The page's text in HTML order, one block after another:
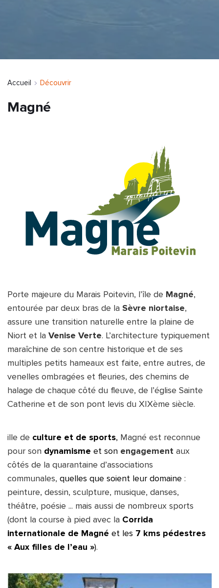
Accueil Découvrir
Magné
Porte majeure du Marais Poitevin, l’île de Magné,
entourée par deux bras de la Sèvre niortaise,
assure une transition naturelle entre la plaine de
Niort et la Venise Verte. L’architecture typiquement
maraîchine de son centre historique et de ses
multiples petits hameaux est faite, entre autres, de
venelles ombragées et fleuries, des chemins de
halage de chaque côté du fleuve, de l’église Sainte
Catherine et de son pont levis du XIXème siècle.
ille de culture et de sports, Magné est reconnue
pour son dynamisme et son engagement aux
côtés de la quarantaine d’associations
communales, quelles que soient leur domaine :
peinture, dessin, sculpture, musique, danses,
théâtre, poésie ... mais aussi de nombreux sports
(dont la course à pied avec la Corrida
internationale de Magné et les 7 kms pédestres
« Aux filles de l’eau »).